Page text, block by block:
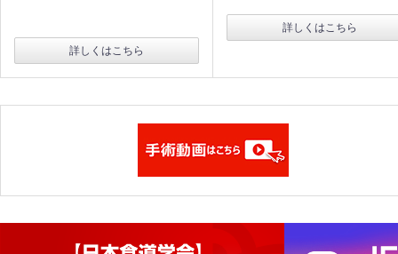
詳しくはこちら
詳しくはこちら